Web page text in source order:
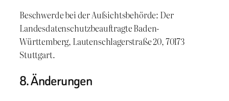
Beschwerde bei der Aufsichtsbehörde: Der
Landesdatenschutzbeauftragte Baden-
Württemberg, Lautenschlagerstraße 20, 70173
Stuttgart.
8. Änderungen